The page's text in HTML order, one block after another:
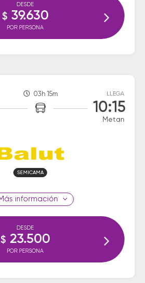
DESDE
$ 39.630
POR PERSONA
03h 15m LLEGA
10:15
Metan
SEMICAMA
información
DESDE
$ 23.500
POR PERSONA